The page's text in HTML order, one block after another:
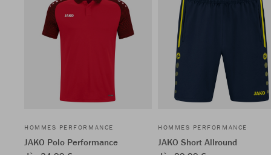
HOMMES PERFORMANCE
JAKO Polo Performance
HOMMES PERFORMANCE
JAKO Short Allround